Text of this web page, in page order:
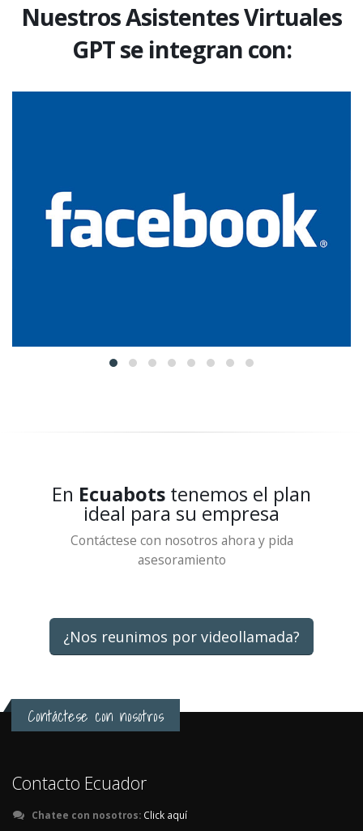
Nuestros Asistentes Virtuales
GPT se integran con:
En Ecuabots tenemos el plan
ideal para su empresa
Contáctese con nosotros ahora y pida
asesoramiento
¿Nos reunimos por videollamada?
Contáctese con nosotros
Contacto Ecuador
Chatee con nosotros: Click aquí